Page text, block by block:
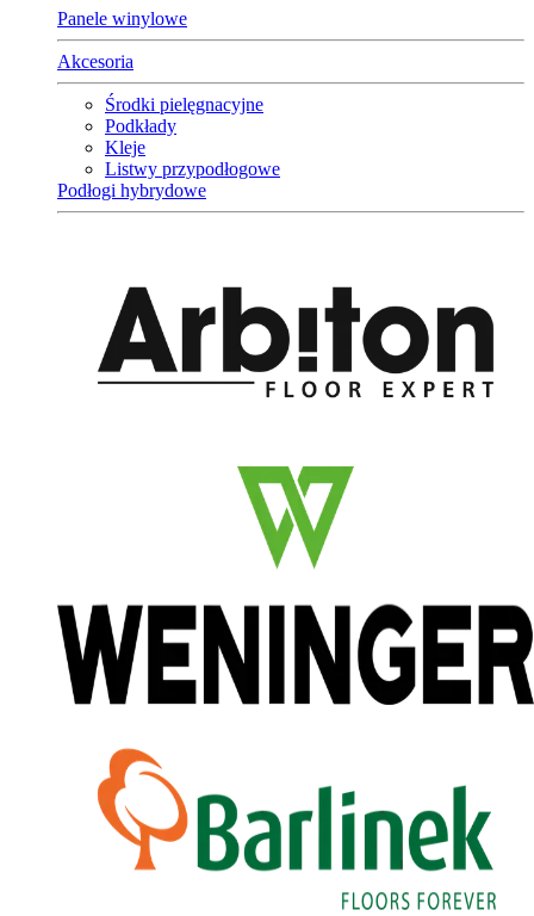
Panele winylowe
Akcesoria
Środki pielęgnacyjne
Podkłady
Kleje
Listwy przypodłogowe
Podłogi hybrydowe